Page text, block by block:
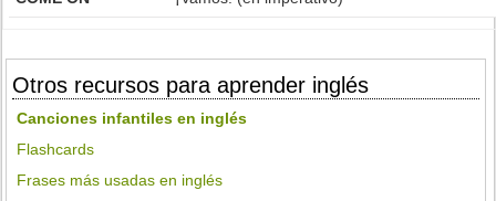
Otros recursos para aprender inglés
Canciones infantiles en inglés
Flashcards
Frases más usadas en inglés